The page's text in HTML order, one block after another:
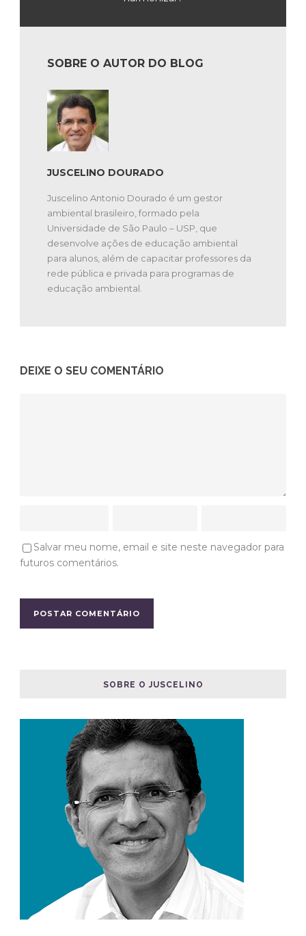
SOBRE O AUTOR DO BLOG
JUSCELINO DOURADO
Juscelino Antonio Dourado é um gestor
ambiental brasileiro, formado pela
Universidade de São Paulo – USP, que
desenvolve ações de educação ambiental
para alunos, além de capacitar professores da
rede pública e privada para programas de
educação ambiental.
DEIXE O SEU COMENTÁRIO
Salvar meu nome, email e site neste navegador para
futuros comentários.
SOBRE O JUSCELINO